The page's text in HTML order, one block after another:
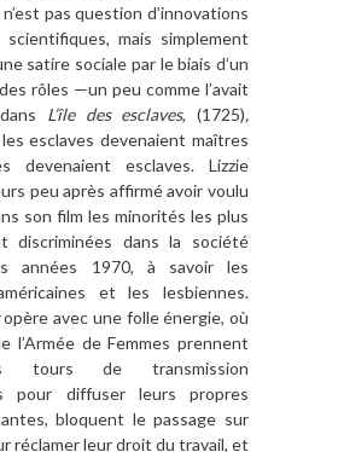
pas question d’innovations
mais simplement
satire sociale par le biais d’un
rôles —un peu comme l’avait
L’île des esclaves, (1725),
esclaves devenaient maîtres
devenaient esclaves. Lizzie
peu après affirmé avoir voulu
son film les minorités les plus
discriminées dans la société
années 1970, à savoir les
et les lesbiennes.
opère avec une folle énergie, où
l’Armée de Femmes prennent
tours de transmission
pour diffuser leurs propres
bloquent le passage sur
réclamer leur droit du travail, et